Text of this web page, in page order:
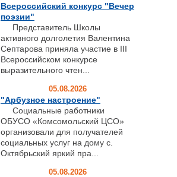
Всероссийский конкурс "Вечер
поэзии"
Представитель Школы
активного долголетия Валентина
Септарова приняла участие в III
Всероссийском конкурсе
выразительного чтен...
05.08.2026
"Арбузное настроение"
Социальные работники
ОБУСО «Комсомольский ЦСО»
организовали для получателей
социальных услуг на дому с.
Октябрьский яркий пра...
05.08.2026